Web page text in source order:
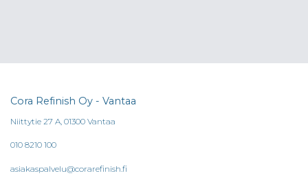
Cora Refinish Oy - Vantaa
Niittytie 27 A, 01300 Vantaa
010 8210 100
asiakaspalvelu@corarefinish.fi